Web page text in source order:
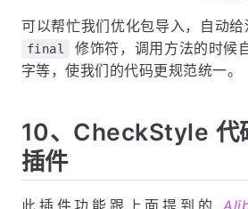
可以帮忙我们优化包导入，自动
final 修饰符，调用方法的时候
字等，使我们的代码更规范统一。
10、CheckStyle 代
插件